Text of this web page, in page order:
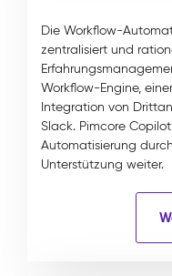
Die Workflow-
zentralisiert und
Workflow-Engine,
Integration von
Slack. Pimcore
Automatisierung
Unterstützung weiter.